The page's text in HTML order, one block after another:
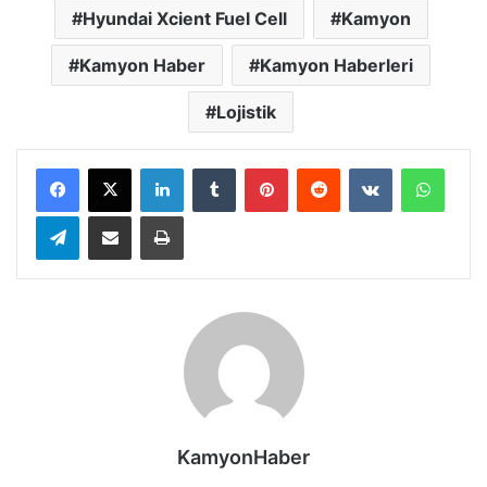
Hyundai Xcient Fuel Cell Kamyon
Kamyon Haber Kamyon Haberleri
Lojistik
LinkedInTumblr PinterestReddit VKontakte
TelegramE-Posta ile paylaş Yazdır
KamyonHaber